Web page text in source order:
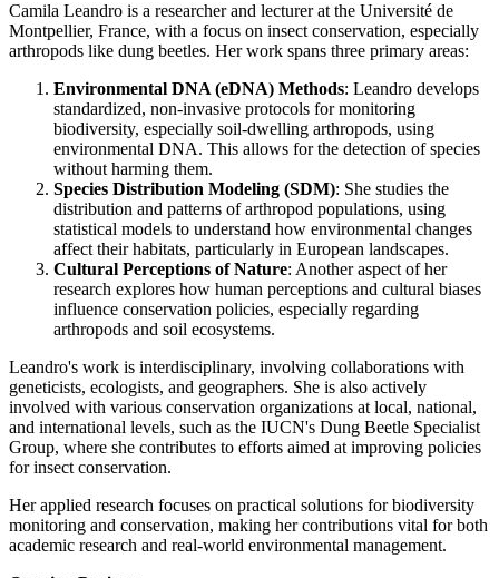
Camila Leandro is a researcher and lecturer at the Université de
Montpellier, France, with a focus on insect conservation, especially
arthropods like dung beetles. Her work spans three primary areas:
Environmental DNA (eDNA) Methods: Leandro develops
standardized, non-invasive protocols for monitoring
biodiversity, especially soil-dwelling arthropods, using
environmental DNA. This allows for the detection of species
without harming them.
Species Distribution Modeling (SDM): She studies the
distribution and patterns of arthropod populations, using
statistical models to understand how environmental changes
affect their habitats, particularly in European landscapes.
Cultural Perceptions of Nature: Another aspect of her
research explores how human perceptions and cultural biases
influence conservation policies, especially regarding
arthropods and soil ecosystems.
Leandro's work is interdisciplinary, involving collaborations with
geneticists, ecologists, and geographers. She is also actively
involved with various conservation organizations at local, national,
and international levels, such as the IUCN's Dung Beetle Specialist
Group, where she contributes to efforts aimed at improving policies
for insect conservation.
Her applied research focuses on practical solutions for biodiversity
monitoring and conservation, making her contributions vital for both
academic research and real-world environmental management.